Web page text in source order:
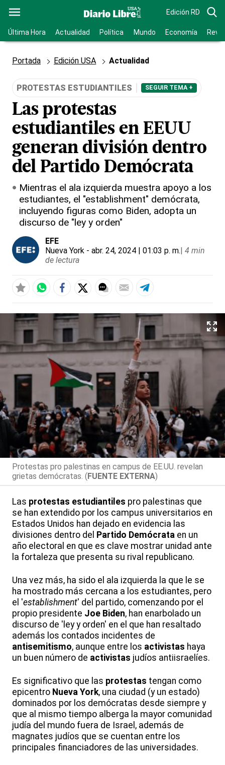
Edición RD
Última Hora Actualidad Política Mundo Economía
Portada Edición USA Actualidad
PROTESTAS ESTUDIANTILES SEGUIR TEMA +
Las protestas
estudiantiles en EEUU
generan división dentro
del Partido Demócrata
Mientras el ala izquierda muestra apoyo a los
estudiantes, el "establishment" demócrata,
incluyendo figuras como Biden, adopta un
discurso de "ley y orden"
EFE
Nueva York - abr. 24, 2024 | 01:03 p. m.| 4 min
de lectura
Protestas pro palestinas en campus de EE.UU. revelan
grietas demócratas. (FUENTE EXTERNA)
Las protestas estudiantiles pro palestinas que
se han extendido por los campus universitarios en
Estados Unidos han dejado en evidencia las
divisiones dentro del Partido Demócrata en un
año electoral en que es clave mostrar unidad ante
la fortaleza que presenta su rival republicano.
Una vez más, ha sido el ala izquierda la que le se
ha mostrado más cercana a los estudiantes, pero
el 'establishment' del partido, comenzando por el
propio presidente Joe Biden, han enarbolado un
discurso de 'ley y orden' en el que han resaltado
además los contados incidentes de
antisemitismo, aunque entre los activistas haya
un buen número de activistas judíos antiisraelíes.
Es significativo que las protestas tengan como
epicentro Nueva York, una ciudad (y un estado)
dominados por los demócratas desde siempre y
que al mismo tiempo alberga la mayor comunidad
judía del mundo fuera de Israel, además de
magnates judíos que se cuentan entre los
principales financiadores de las universidades.